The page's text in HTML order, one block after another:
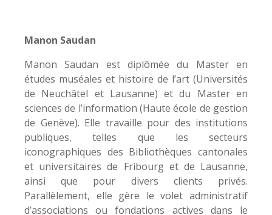
Manon Saudan
Manon Saudan est diplômée du Master en
études muséales et histoire de l’art (Universités
de Neuchâtel et Lausanne) et du Master en
sciences de l’information (Haute école de gestion
de Genève). Elle travaille pour des institutions
publiques, telles que les secteurs
iconographiques des Bibliothèques cantonales
et universitaires de Fribourg et de Lausanne,
ainsi que pour divers clients privés.
Parallèlement, elle gère le volet administratif
d’associations ou fondations actives dans le